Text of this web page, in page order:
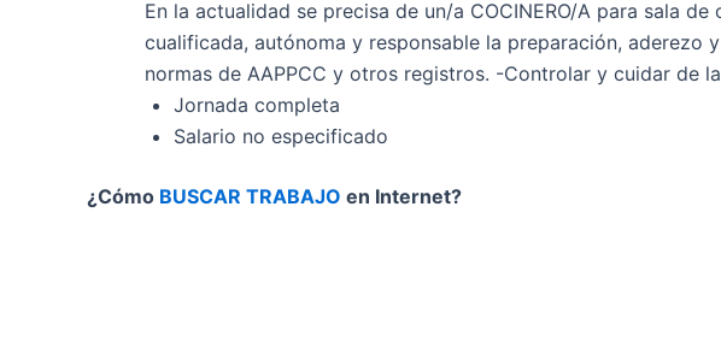
En la actualidad se precisa de un/a COCINERO/A para sala
cualificada, autónoma y responsable la preparación,
normas de AAPPCC y otros registros. -Controlar y cuidar de
Jornada completa
Salario no especificado
¿Cómo BUSCAR TRABAJO en Internet?